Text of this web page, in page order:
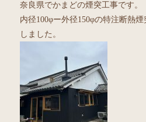
奈良県でかまどの煙突工事です。
内径100φー外径150φの特注断熱
しました。